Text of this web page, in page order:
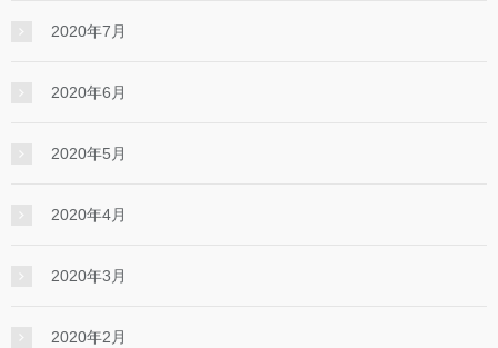
2020年7月
2020年6月
2020年5月
2020年4月
2020年3月
2020年2月